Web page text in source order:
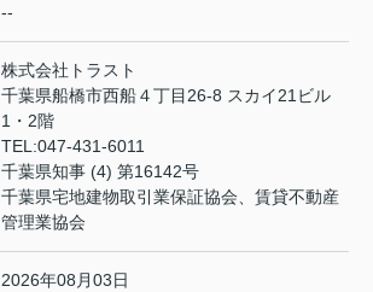
--
株式会社トラスト
千葉県船橋市西船４丁目26-8 スカイ21ビル
1・2階
TEL:047-431-6011
千葉県知事 (4) 第16142号
千葉県宅地建物取引業保証協会、賃貸不動産
管理業協会
2026年08月03日